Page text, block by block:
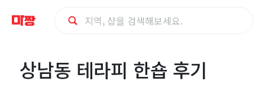
남상남동 테라피 한숍 후기